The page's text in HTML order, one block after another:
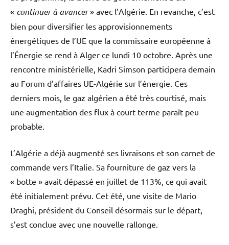
« continuer à avancer» avec l’Algérie. En revanche, c’est
bien pour diversifier les approvisionnements
énergétiques de l’UE que la commissaire européenne à
l’Énergie se rend à Alger ce lundi 10 octobre. Après une
rencontre ministérielle, Kadri Simson participera demain
au Forum d’affaires UE-Algérie sur l’énergie. Ces
derniers mois, le gaz algérien a été très courtisé, mais
une augmentation des flux à court terme paraît peu
probable.
L’Algérie a déjà augmenté ses livraisons et son carnet de
commande vers l’Italie. Sa fourniture de gaz vers la
« botte » avait dépassé en juillet de 113%, ce qui avait
été initialement prévu. Cet été, une visite de Mario
Draghi, président du Conseil désormais sur le départ,
s’est conclue avec une nouvelle rallonge.